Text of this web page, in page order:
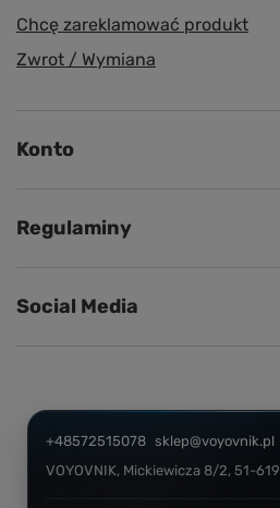
Chcę zareklamować produkt
Zwrot / Wymiana
Konto
Regulaminy
Social Media
+48572515078 sklep@voyovnik.pl
VOYOVNIK, Mickiewicza 8/2, 51-619